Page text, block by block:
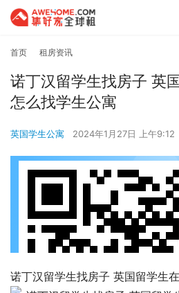
首页 租房资讯
诺丁汉留学生找房子 英
怎么找学生公寓
英国学生公寓 2024年1月27日 上午9:12
诺丁汉留学生找房子 英国留学生